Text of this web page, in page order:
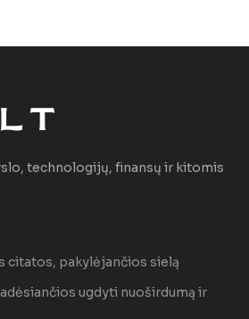
technologijų, finansų ir kitomis
citatos, pakylėjančios sielą
ugdyti nuoširdumą ir